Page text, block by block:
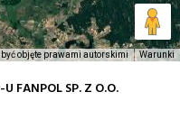
być objęte prawami autorskimi Warunki
FANPOL SP. Z O.O.